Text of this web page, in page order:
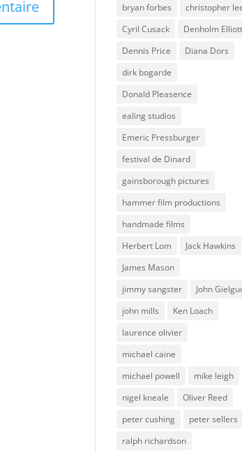
bryan forbes
christopher
Cyril Cusack
Denholm Elliott
Dennis Price
Diana Dors
dirk bogarde
Donald Pleasence
ealing studios
Emeric Pressburger
festival de Dinard
gainsborough pictures
hammer film productions
handmade films
Herbert Lom
Jack Hawkins
James Mason
jimmy sangster
John
john mills
Ken Loach
laurence olivier
michael caine
michael powell
mike leigh
nigel kneale
Oliver Reed
peter cushing
peter sellers
ralph richardson